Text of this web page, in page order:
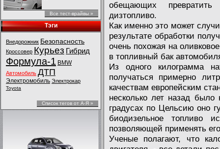
Все тест-врайвы »
Тэги
Внедорожник Безопасность
Кроссовер Курьез Гибрид
Формула-1 BMW
Автомобиль ДТП
Электромобиль Электрокар
Toyota
Список тегов от А-Я »
обещающих
дизтопливо.
Как именно это может
результате обработки
очень похожая на
в топливный бак
Из одного килограмма
получаться примерно
качествам европейским
несколько лет назад
градусах по Цельсию оно
биодизельное топливо
позволяющей применять
Ученые полагают, что